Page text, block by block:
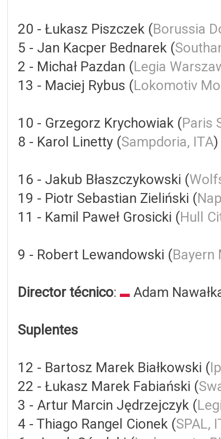
20 - Łukasz Piszczek (Borussia
5 - Jan Kacper Bednarek (
2 - Michał Pazdan (Legia
13 - Maciej Rybus (Lokomotiv
10 - Grzegorz Krychowiak (Paris
8 - Karol Linetty (Sampdoria, ITA)
16 - Jakub Błaszczykowski (
19 - Piotr Sebastian Zieliński (
11 - Kamil Paweł Grosicki (Hull
9 - Robert Lewandowski (Bayern
Director técnico: Adam
Suplentes
12 - Bartosz Marek Białkowski (
22 - Łukasz Marek Fabiański (
3 - Artur Marcin Jędrzejczyk (
4 - Thiago Rangel Cionek (SPAL,